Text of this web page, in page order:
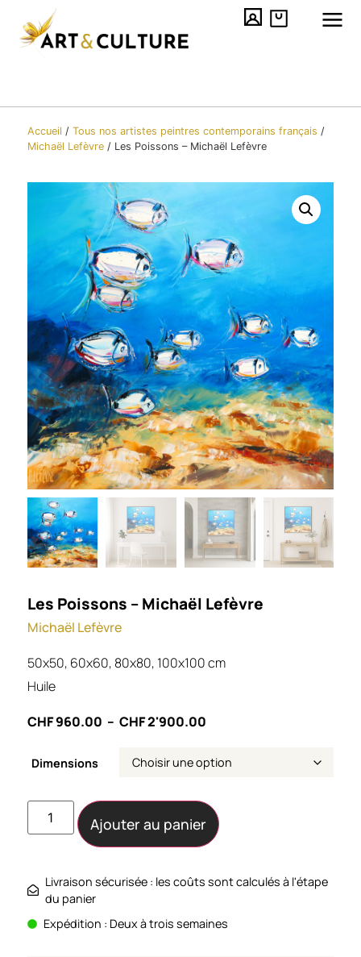
Accueil / Tous nos artistes peintres contemporains​ français /
Michaël Lefèvre/ Les Poissons – Michaël Lefèvre
Les Poissons – Michaël Lefèvre
Michaël Lefèvre
50x50, 60x60, 80x80, 100x100 cm
Huile
CHF960.00 – CHF2'900.00
Dimensions
Ajouter au panier
Livraison sécurisée : les coûts sont calculés à l'étape
du panier
Expédition : Deux à trois semaines